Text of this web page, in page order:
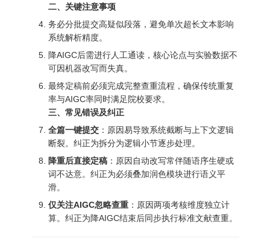
二、关键注意事项
务必分批提交高疑似段落，避免单次超长文本影响
系统解析精度。
降AIGC后需进行人工通读，核心论点与实验数据不
可因机器改写而失真。
最终定稿前必须完成完整查重流程，确保传统重复
率与AIGC率同时满足院校要求。
三、常见错误及纠正
全篇一键提交：原因易导致系统截断与上下文逻辑
断裂。纠正为拆分为逻辑小节逐步处理。
降重后直接定稿：原因自动改写常伴随语序生硬或
词不达意。纠正为必须叠加润色模块进行语义平
滑。
仅关注AIGC忽略查重：原因两项考核维度独立计
算。纠正为降AIGC结束后同步执行标准文献查重。